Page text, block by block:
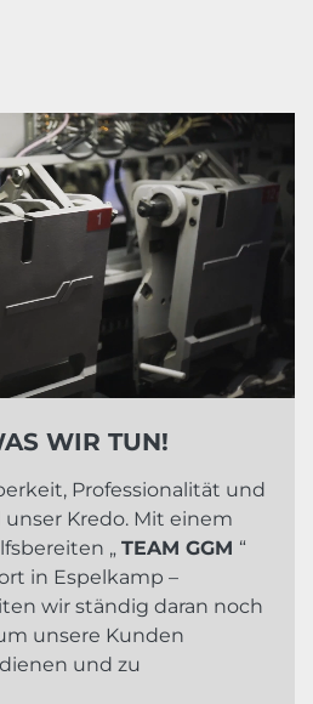
WIR TUN!
Professionalität und
Kredo. Mit einem
„ TEAM GGM “
in Espelkamp –
wir ständig daran noch
unsere Kunden
und zu